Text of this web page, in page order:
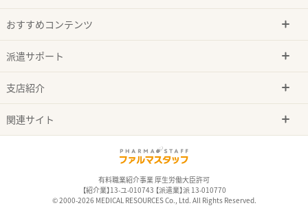
おすすめコンテンツ
派遣サポート
支店紹介
関連サイト
有料職業紹介事業 厚生労働大臣許可
【紹介業】13-ユ-010743 【派遣業】派 13-010770
© 2000-2026 MEDICAL RESOURCES Co., Ltd. All Rights Reserved.